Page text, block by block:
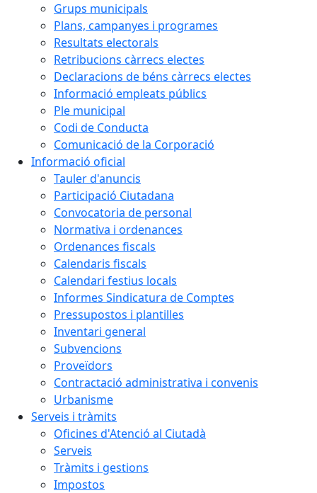
Grups municipals
Plans, campanyes i programes
Resultats electorals
Retribucions càrrecs electes
Declaracions de béns càrrecs electes
Informació empleats públics
Ple municipal
Codi de Conducta
Comunicació de la Corporació
Informació oficial
Tauler d'anuncis
Participació Ciutadana
Convocatoria de personal
Normativa i ordenances
Ordenances fiscals
Calendaris fiscals
Calendari festius locals
Informes Sindicatura de Comptes
Pressupostos i plantilles
Inventari general
Subvencions
Proveïdors
Contractació administrativa i convenis
Urbanisme
Serveis i tràmits
Oficines d'Atenció al Ciutadà
Serveis
Tràmits i gestions
Impostos